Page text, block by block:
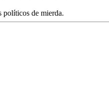
políticos de mierda.